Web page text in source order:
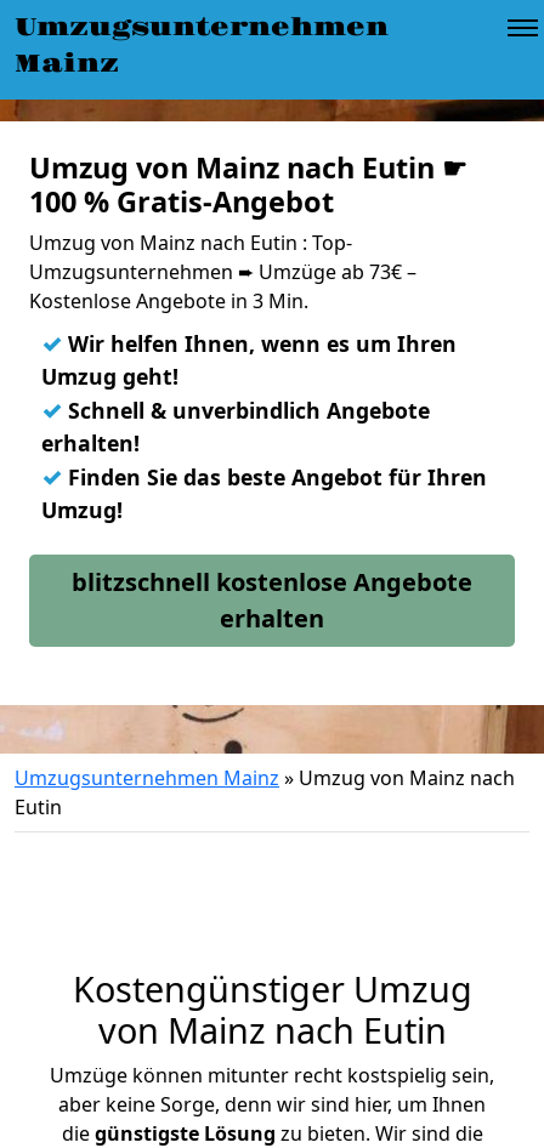
Umzugsunternehmen
Mainz
Umzug von Mainz nach Eutin ☛
100 % Gratis-Angebot
Umzug von Mainz nach Eutin : Top-
Umzugsunternehmen ➨ Umzüge ab 73€ –
Kostenlose Angebote in 3 Min.
✓ Wir helfen Ihnen, wenn es um Ihren
Umzug geht!
✓ Schnell & unverbindlich Angebote
erhalten!
✓ Finden Sie das beste Angebot für Ihren
Umzug!
blitzschnell kostenlose Angebote
erhalten
Umzugsunternehmen Mainz » Umzug von Mainz nach
Eutin
Kostengünstiger Umzug
von Mainz nach Eutin
Umzüge können mitunter recht kostspielig sein,
aber keine Sorge, denn wir sind hier, um Ihnen
diegünstigste Lösung zu bieten. Wir sind die